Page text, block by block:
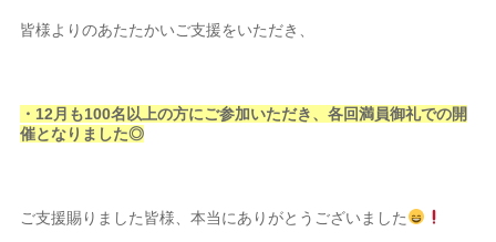
皆様よりのあたたかいご支援をいただき、
・12月も100名以上の方にご参加いただき、各回満員御礼での開
催となりました◎
ご支援賜りました皆様、本当にありがとうございました